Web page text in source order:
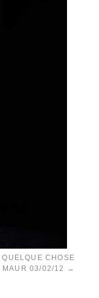
QUELQUE CHOSE
MAUR 03/02/12